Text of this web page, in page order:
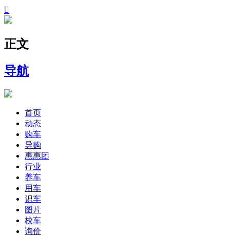

正文
导航
首页
动态
购车
导购
惠惠团
行业
养车
用车
识车
图片
校车
询价